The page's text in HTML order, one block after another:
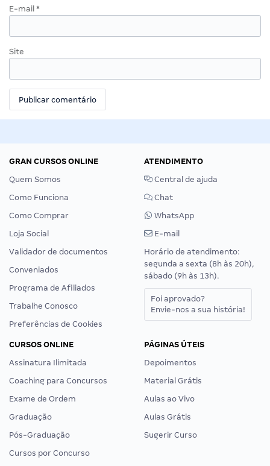
E-mail *
Site
GRAN CURSOS ONLINE
Quem Somos
Como Funciona
Como Comprar
Loja Social
Validador de documentos
Conveniados
Programa de Afiliados
Trabalhe Conosco
Preferências de Cookies
ATENDIMENTO
Central de ajuda
Chat
WhatsApp
E-mail
Horário de atendimento:
segunda a sexta (8h às 20h),
sábado (9h às 13h).
Foi aprovado?
Envie-nos a sua história!
CURSOS ONLINE
Assinatura Ilimitada
Coaching para Concursos
Exame de Ordem
Graduação
Pós-Graduação
Cursos por Concurso
PÁGINAS ÚTEIS
Depoimentos
Material Grátis
Aulas ao Vivo
Aulas Grátis
Sugerir Curso